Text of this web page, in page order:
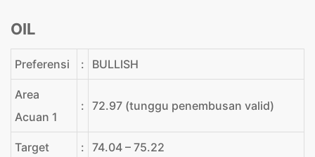
OIL
Preferensi : BULLISH
Area
Acuan 1
: 72.97 (tunggu penembusan valid)
Target : 74.04 – 75.22